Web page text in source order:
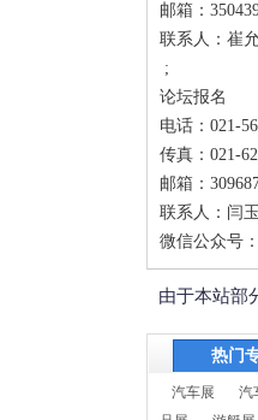
邮箱：
联系人：崔
;
论坛报名
电话：021-
传真：021-
邮箱：
联系人：闫
微信公众号
由于本站部
热门
汽车展 汽